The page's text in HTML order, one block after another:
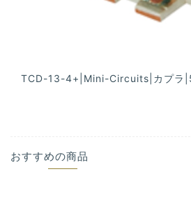
TCD-13-4+|Mini-Circuits|カプラ
おすすめの商品